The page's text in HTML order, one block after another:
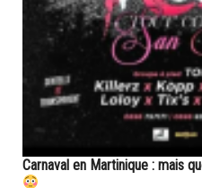
Carnaval en Martinique : mais